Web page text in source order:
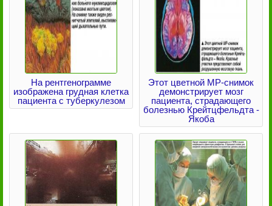
На рентгенограмме
изображена грудная клетка
пациента с туберкулезом
Этот цветной МР-снимок
демонстрирует мозг
пациента, страдающего
болезнью Крейтцфельдта -
Якоба